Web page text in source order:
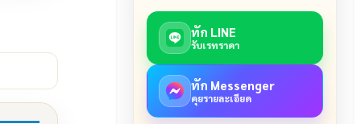
ทัก LINE
รับเรทราคา
ทัก Messenger
คุยรายละเอียด